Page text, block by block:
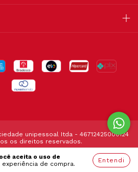
aceita o uso de
experiência de compra. Entendi
unipessoal Itda - 46712425000124
os direitos reservados.